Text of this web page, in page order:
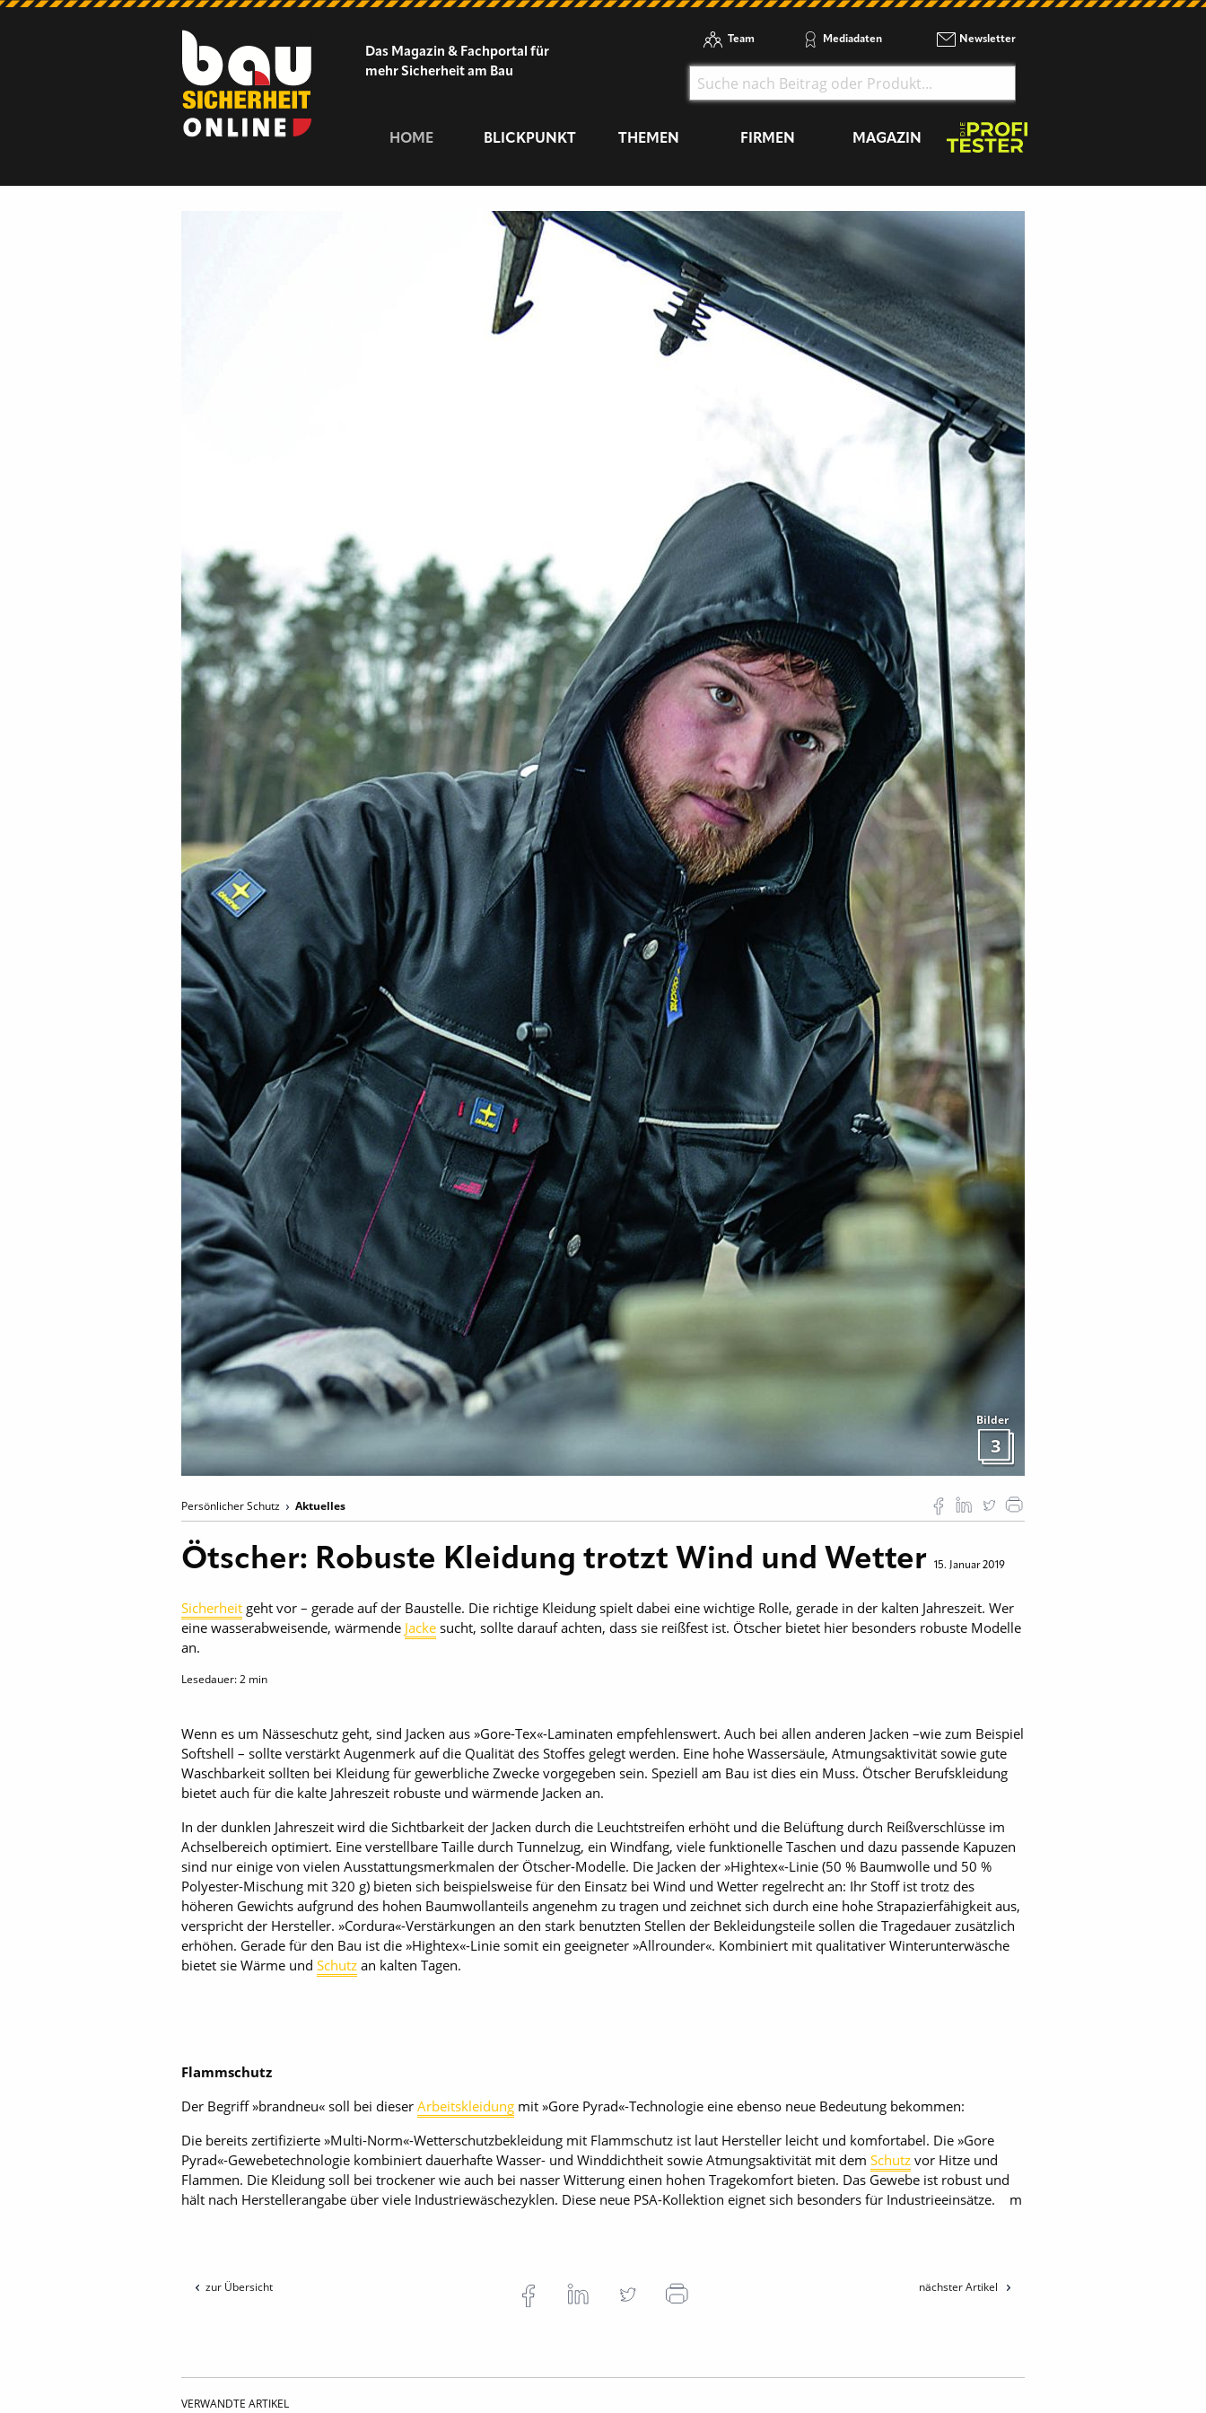
Das Magazin & Fachportal für
mehr Sicherheit am Bau
Team Mediadaten Newsletter
HOME BLICKPUNKT THEMEN FIRMEN MAGAZIN
Bilder
3
Persönlicher Schutz Aktuelles
Ötscher: Robuste Kleidung trotzt Wind und Wetter 15. Januar 2019
Sicherheit geht vor – gerade auf der Baustelle. Die richtige Kleidung spielt dabei eine wichtige Rolle, gerade in der kalten Jahreszeit. Wer
eine wasserabweisende, wärmende Jacke sucht, sollte darauf achten, dass sie reißfest ist. Ötscher bietet hier besonders robuste Modelle
an.
Lesedauer:2 min
Wenn es um Nässeschutz geht, sind Jacken aus »Gore-Tex«-Laminaten empfehlenswert. Auch bei allen anderen Jacken –wie zum Beispiel
Softshell – sollte verstärkt Augenmerk auf die Qualität des Stoffes gelegt werden. Eine hohe Wassersäule, Atmungsaktivität sowie gute
Waschbarkeit sollten bei Kleidung für gewerbliche Zwecke vorgegeben sein. Speziell am Bau ist dies ein Muss. Ötscher Berufskleidung
bietet auch für die kalte Jahreszeit robuste und wärmende Jacken an.
In der dunklen Jahreszeit wird die Sichtbarkeit der Jacken durch die Leuchtstreifen erhöht und die Belüftung durch Reißverschlüsse im
Achselbereich optimiert. Eine verstellbare Taille durch Tunnelzug, ein Windfang, viele funktionelle Taschen und dazu passende Kapuzen
sind nur einige von vielen Ausstattungsmerkmalen der Ötscher-Modelle. Die Jacken der »Hightex«-Linie (50 % Baumwolle und 50 %
Polyester-Mischung mit 320 g) bieten sich beispielsweise für den Einsatz bei Wind und Wetter regelrecht an: Ihr Stoff ist trotz des
höheren Gewichts aufgrund des hohen Baumwollanteils angenehm zu tragen und zeichnet sich durch eine hohe Strapazierfähigkeit aus,
verspricht der Hersteller. »Cordura«-Verstärkungen an den stark benutzten Stellen der Bekleidungsteile sollen die Tragedauer zusätzlich
erhöhen. Gerade für den Bau ist die »Hightex«-Linie somit ein geeigneter »Allrounder«. Kombiniert mit qualitativer Winterunterwäsche
bietet sie Wärme und Schutz an kalten Tagen.
Flammschutz
Der Begriff »brandneu« soll bei dieser Arbeitskleidung mit »Gore Pyrad«-Technologie eine ebenso neue Bedeutung bekommen:
Die bereits zertifizierte »Multi-Norm«-Wetterschutzbekleidung mit Flammschutz ist laut Hersteller leicht und komfortabel. Die »Gore
Pyrad«-Gewebetechnologie kombiniert dauerhafte Wasser- und Winddichtheit sowie Atmungsaktivität mit dem Schutz vor Hitze und
Flammen. Die Kleidung soll bei trockener wie auch bei nasser Witterung einen hohen Tragekomfort bieten. Das Gewebe ist robust und
hält nach Herstellerangabe über viele Industriewäschezyklen. Diese neue PSA-Kollektion eignet sich besonders für Industrieeinsätze. m
zur Übersicht nächster Artikel
VERWANDTE ARTIKEL